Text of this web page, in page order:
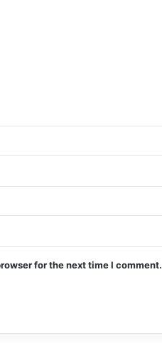
for the next time I comment.